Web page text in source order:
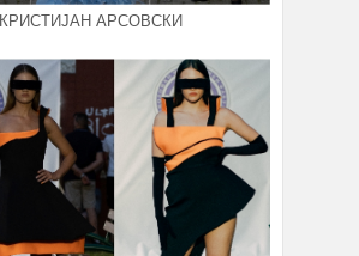
КРИСТИЈАН АРСОВСКИ